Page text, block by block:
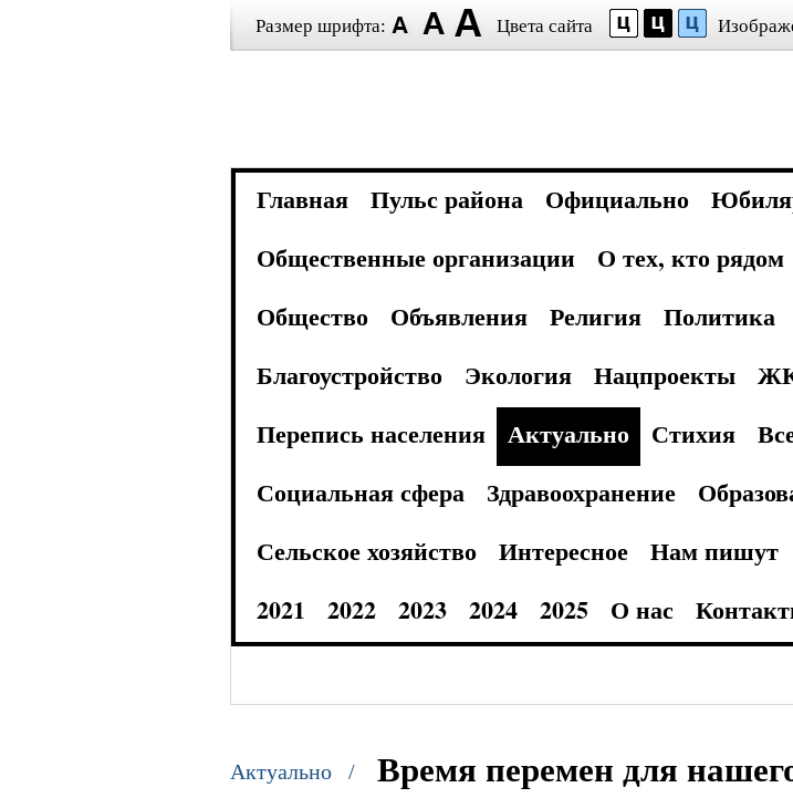
Размер шрифта: Цвета сайта
Главная Пульс района Официально
Общественные организации
О тех, кто рядом
Общество
Объявления Религия Политика
Благоустройство
Экология Нацпроекты
Перепись населения
Актуально Стихия
Социальная сфера
Здравоохранение
Сельское хозяйство
Интересное Нам пишут
2021
2022 2023 2024 2025 О нас
Актуально / Время перемен для